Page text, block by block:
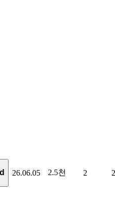
26.06.05 2.5천 2 2